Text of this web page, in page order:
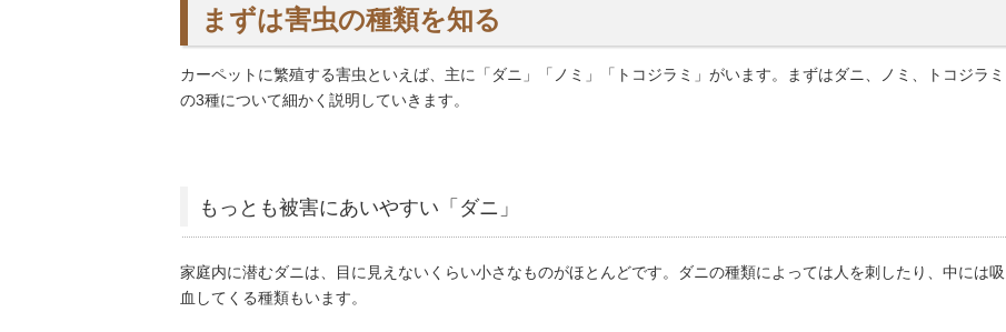
まずは害虫の種類を知る
カーペットに繁殖する害虫といえば、主に「ダニ」「ノミ」「トコジラミ」がいます。まずはダニ、ノミ、トコジラミ
の3種について細かく説明していきます。
もっとも被害にあいやすい「ダニ」
家庭内に潜むダニは、目に見えないくらい小さなものがほとんどです。ダニの種類によっては人を刺したり、中には吸
血してくる種類もいます。